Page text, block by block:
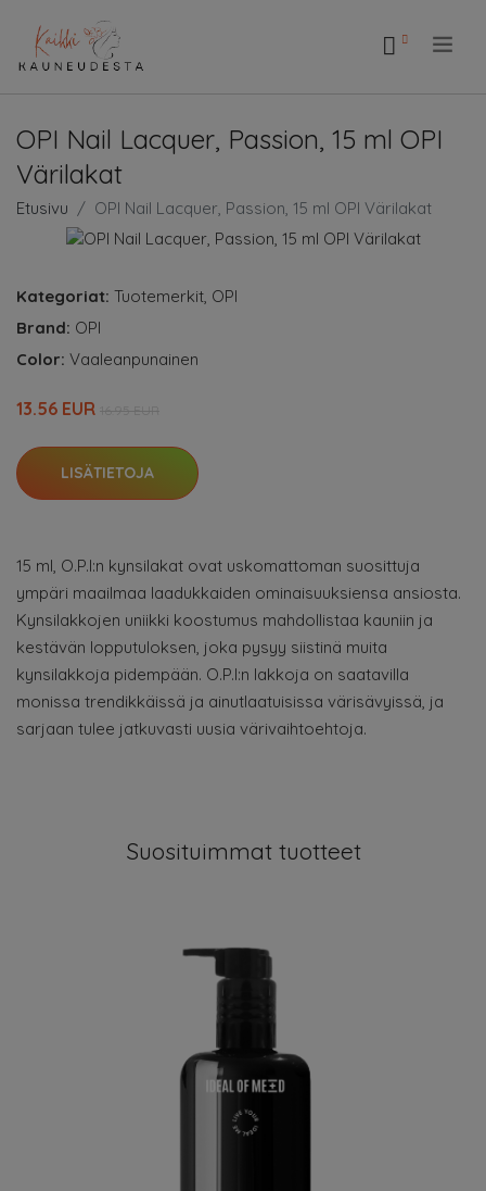
OPI Nail Lacquer, Passion, 15 ml OPI
Värilakat
Etusivu OPI Nail Lacquer, Passion, 15 ml OPI Värilakat
Kategoriat: Tuotemerkit OPI
Brand: OPI
Color: Vaaleanpunainen
13.56 EUR
LISÄTIETOJA
15 ml, O.P.I:n kynsilakat ovat uskomattoman suosittuja
ympäri maailmaa laadukkaiden ominaisuuksiensa ansiosta.
Kynsilakkojen uniikki koostumus mahdollistaa kauniin ja
kestävän lopputuloksen, joka pysyy siistinä muita
kynsilakkoja pidempään. O.P.I:n lakkoja on saatavilla
monissa trendikkäissä ja ainutlaatuisissa värisävyissä, ja
sarjaan tulee jatkuvasti uusia värivaihtoehtoja.
Suosituimmat tuotteet